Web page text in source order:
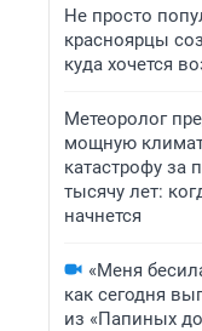
Не просто
красноярцы
куда хочется
Метеоролог
мощную
катастрофу за
тысячу лет:
начнется
«Меня
как сегодня
из «Папиных